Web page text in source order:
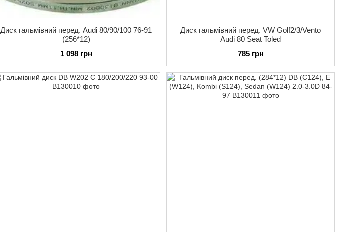
Диск гальмівний перед. Audi 80/90/100 76-91
(256*12)
1 098 грн
Диск гальмівний перед. VW Golf2/3/Vento
Audi 80 Seat Toled
785 грн